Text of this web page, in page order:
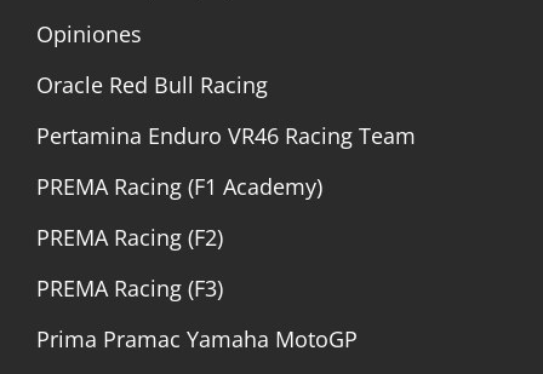
Opiniones
Oracle Red Bull Racing
Pertamina Enduro VR46 Racing Team
PREMA Racing (F1 Academy)
PREMA Racing (F2)
PREMA Racing (F3)
Prima Pramac Yamaha MotoGP